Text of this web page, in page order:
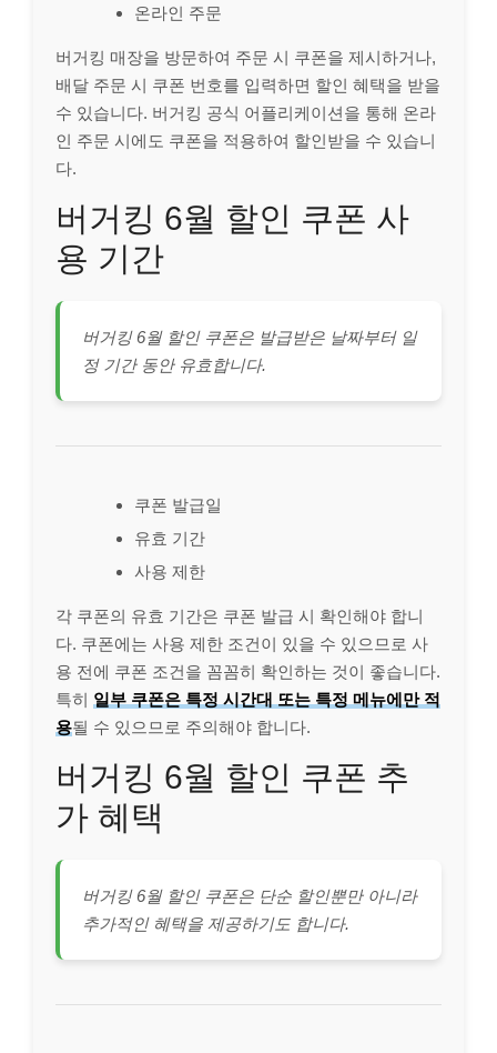
온라인 주문
버거킹 매장을 방문하여 주문 시 쿠폰을 제시하거나,
배달 주문 시 쿠폰 번호를 입력하면 할인 혜택을 받을
수 있습니다. 버거킹 공식 어플리케이션을 통해 온라
인 주문 시에도 쿠폰을 적용하여 할인받을 수 있습니
다.
버거킹 6월 할인 쿠폰 사
용 기간
버거킹 6월 할인 쿠폰은 발급받은 날짜부터 일
정 기간 동안 유효합니다.
쿠폰 발급일
유효 기간
사용 제한
각 쿠폰의 유효 기간은 쿠폰 발급 시 확인해야 합니
다. 쿠폰에는 사용 제한 조건이 있을 수 있으므로 사
용 전에 쿠폰 조건을 꼼꼼히 확인하는 것이 좋습니다.
특히 일부 쿠폰은 특정 시간대 또는 특정 메뉴에만 적
용될 수 있으므로 주의해야 합니다.
버거킹 6월 할인 쿠폰 추
가 혜택
버거킹 6월 할인 쿠폰은 단순 할인뿐만 아니라
추가적인 혜택을 제공하기도 합니다.